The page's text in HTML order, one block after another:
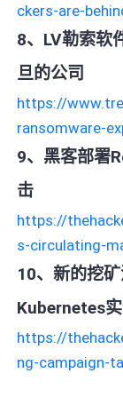
ckers-are-
8、LV勒索软
旦的公司
https://
ransomware-
9、黑客部署
击
https://
s-circulating-
10、新的挖
Kubernetes
https://
ng-campaign-